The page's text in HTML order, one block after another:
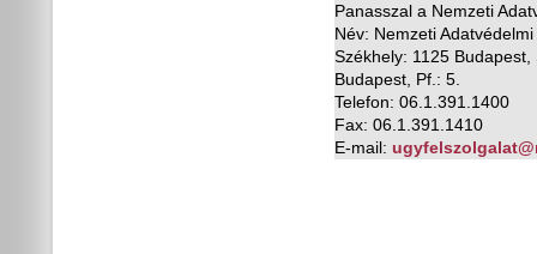
Panasszal a Nemzeti
Név: Nemzeti
Székhely: 1125
Budapest, Pf.: 5.
Telefon: 06.1.391.1400
Fax: 06.1.391.1410
E-mail: